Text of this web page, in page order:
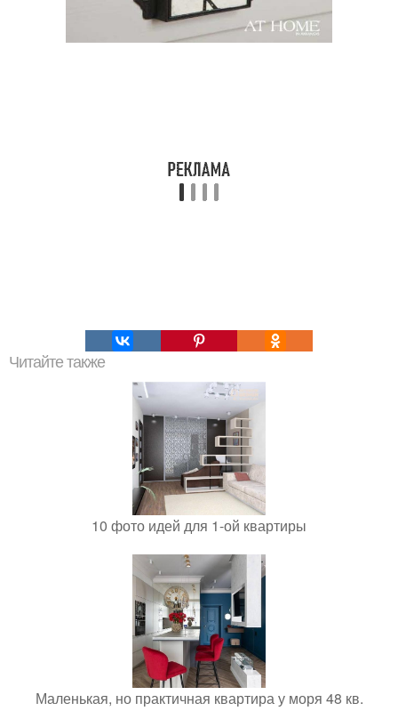
Читайте также
10 фото идей для 1-ой квартиры
Маленькая, но практичная квартира у моря 48 кв.